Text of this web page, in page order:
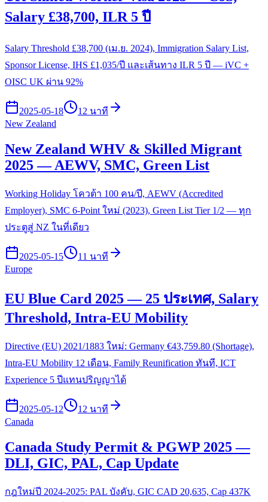
Salary £38,700, ILR 5 ปี
Salary Threshold £38,700 (เม.ย. 2024), Immigration Salary List,
Sponsor License, IHS £1,035/ปี และเส้นทาง ILR 5 ปี — iVC +
OISC UK ผ่าน 92%
2025-05-18
12 นาที
New Zealand
New Zealand WHV & Skilled Migrant
2025 — AEWV, SMC, Green List
Working Holiday โควต้า 100 คน/ปี, AEWV (Accredited
Employer), SMC 6-Point ใหม่ (2023), Green List Tier 1/2 — ทุก
ประตูสู่ NZ ในที่เดียว
2025-05-15
11 นาที
Europe
EU Blue Card 2025 — 25 ประเทศ, Salary
Threshold, Intra-EU Mobility
Directive (EU) 2021/1883 ใหม่: Germany €43,759.80 (Shortage),
Intra-EU Mobility 12 เดือน, Family Reunification ทันที, ICT
Experience 5 ปีแทนปริญญาได้
2025-05-12
12 นาที
Canada
Canada Study Permit & PGWP 2025 —
DLI, GIC, PAL, Cap Update
กฎใหม่ปี 2024-2025: PAL บังคับ, GIC CAD 20,635, Cap 437K